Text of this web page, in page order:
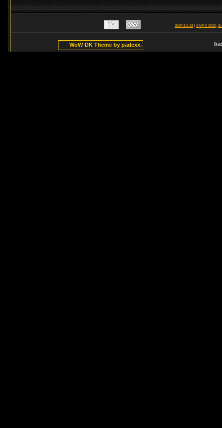
SMF 2.0.18| SMF © 2020,
WoW-DK Theme by padexx.